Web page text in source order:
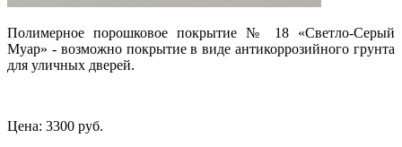
Полимерное порошковое покрытие № 18 «Светло-Серый
Муар» - возможно покрытие в виде антикоррозийного грунта
для уличных дверей.
Цена: 3300 руб.